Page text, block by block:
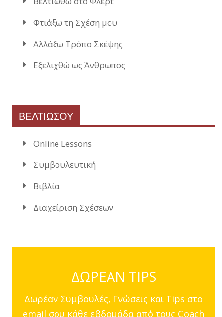
Φτιάξω τη Σχέση μου
Αλλάξω Τρόπο Σκέψης
Εξελιχθώ ως Άνθρωπος
ΒΕΛΤΙΩΣΟΥ
Online Lessons
Συμβουλευτική
Βιβλία
Διαχείριση Σχέσεων
ΔΩΡΕΑΝ TIPS
Δωρέαν Συμβουλές, Γνώσεις και Tips στο
email σου κάθε εβδομάδα από τους Coach